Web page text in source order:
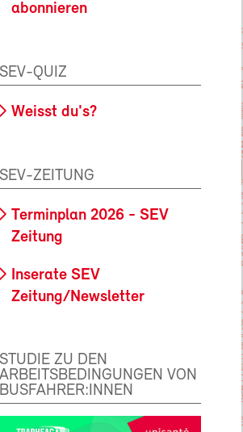
abonnieren
SEV-QUIZ
Weisst du's?
SEV-ZEITUNG
Terminplan 2026 - SEV
Zeitung
Inserate SEV
Zeitung/Newsletter
STUDIE ZU DEN
ARBEITSBEDINGUNGEN VON
BUSFAHRER:INNEN